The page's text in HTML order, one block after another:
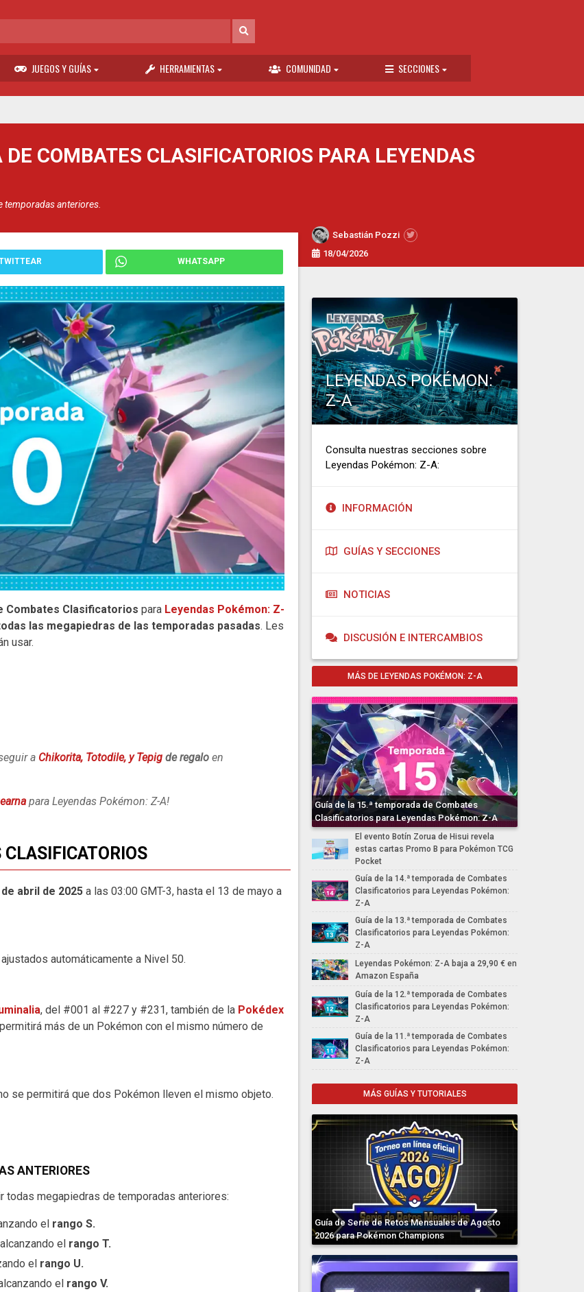
JUEGOS Y GUÍAS HERRAMIENTAS COMUNIDAD SECCIONES
COMBATES CLASIFICATORIOS PARA LEYENDAS
temporadas anteriores.
Sebastián Pozzi
18/04/2026
WHATSAPP
Combates Clasificatorios para Leyendas Pokémon: Z-
las megapiedras de las temporadas pasadas. Les
usar.
a Chikorita, Totodile, y Tepig de regalo en
para Leyendas Pokémon: Z-A!
abril de 2025 a las 03:00 GMT-3, hasta el 13 de mayo a
automáticamente a Nivel 50.
, del #001 al #227 y #231, también de la Pokédex
más de un Pokémon con el mismo número de
se permitirá que dos Pokémon lleven el mismo objeto.
ANTERIORES
todas megapiedras de temporadas anteriores:
el rango S.
el rango T.
el rango U.
el rango V.
LEYENDAS POKÉMON:
Z-A
Consulta nuestras secciones sobre
Leyendas Pokémon: Z-A:
INFORMACIÓN
GUÍAS Y SECCIONES
NOTICIAS
DISCUSIÓN E INTERCAMBIOS
MÁS DE LEYENDAS POKÉMON: Z-A
Guía de la 15.ª temporada de Combates
Clasificatorios para Leyendas Pokémon: Z-A
El evento Botín Zorua de Hisui revela
estas cartas Promo B para Pokémon TCG
Pocket
Guía de la 14.ª temporada de Combates
Clasificatorios para Leyendas Pokémon:
Z-A
Guía de la 13.ª temporada de Combates
Clasificatorios para Leyendas Pokémon:
Z-A
Leyendas Pokémon: Z-A baja a 29,90 € en
Amazon España
Guía de la 12.ª temporada de Combates
Clasificatorios para Leyendas Pokémon:
Z-A
Guía de la 11.ª temporada de Combates
Clasificatorios para Leyendas Pokémon:
Z-A
MÁS GUÍAS Y TUTORIALES
Guía de Serie de Retos Mensuales de Agosto
2026 para Pokémon Champions